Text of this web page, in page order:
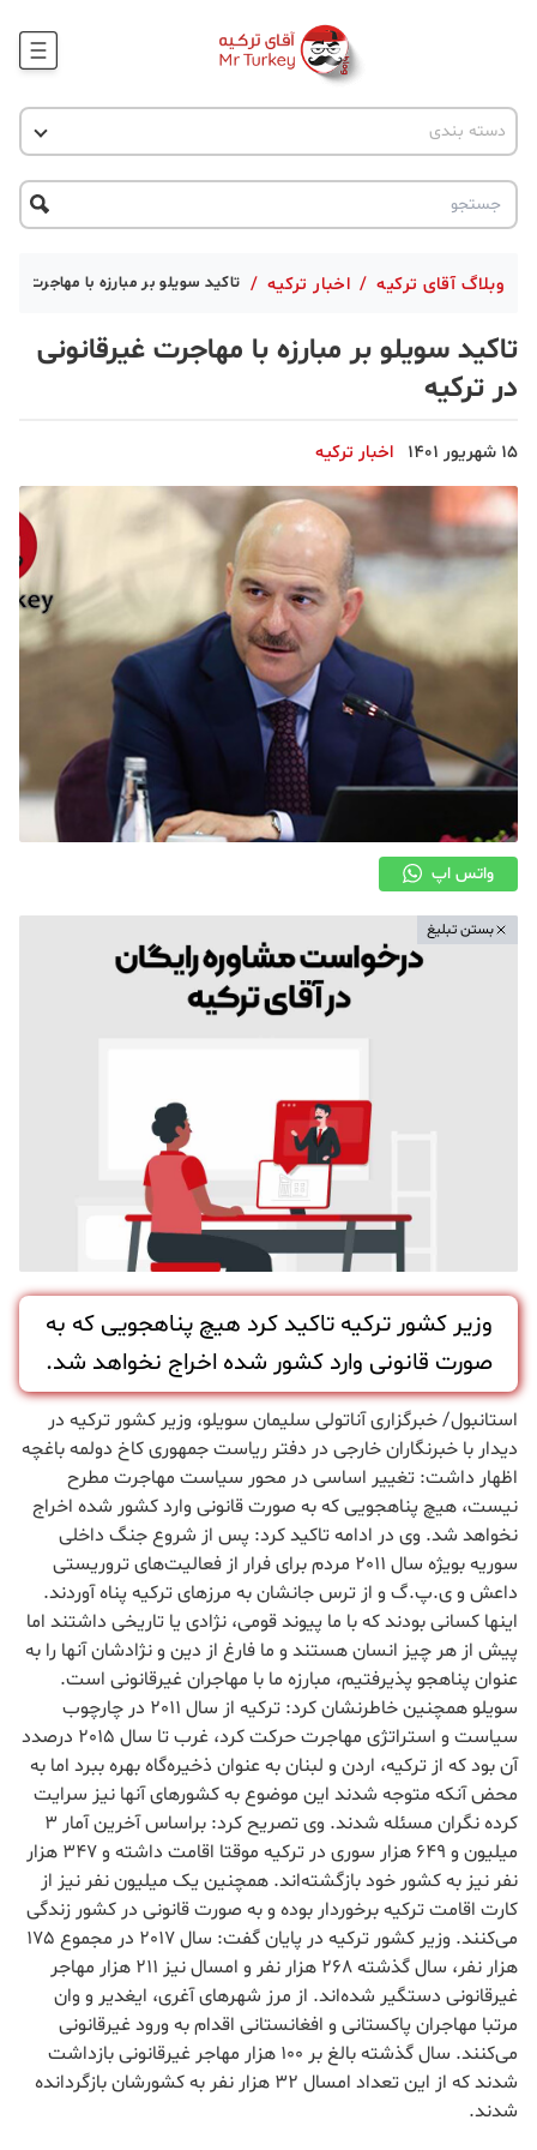
وبلاگ
جاذبه گردشگری
دسته بندی
اخبار ترکیه
پروژه ها
تحصیل در ترکیه
ترکیه گردی
حقوقی
قبرس
وبلاگ آقای ترکیه / اخبار ترکیه / تاکید سویلو بر مبارزه با مهاجرت
تاکید سویلو بر مبارزه با مهاجرت غیرقانونی
در ترکیه
15 شهریور 1401 اخبار ترکیه
واتس اپ
بستن تبلیغ
وزیر کشور ترکیه تاکید کرد هیچ پناهجویی که به
صورت قانونی وارد کشور شده اخراج نخواهد شد.
استانبول/ خبرگزاری آناتولی سلیمان سویلو، وزیر کشور ترکیه در
دیدار با خبرنگاران خارجی در دفتر ریاست جمهوری کاخ دولمه باغچه
اظهار داشت: تغییر اساسی در محور سیاست مهاجرت مطرح
نیست، هیچ پناهجویی که به صورت قانونی وارد کشور شده اخراج
نخواهد شد. وی در ادامه تاکید کرد: پس از شروع جنگ داخلی
سوریه بویژه سال 2011 مردم برای فرار از فعالیت‌های تروریستی
داعش و ی.پ.گ و از ترس جانشان به مرزهای ترکیه پناه آوردند.
اینها کسانی بودند که با ما پیوند قومی، نژادی یا تاریخی داشتند اما
پیش از هر چیز انسان هستند و ما فارغ از دین و نژادشان آنها را به
عنوان پناهجو پذیرفتیم، مبارزه ما با مهاجران غیرقانونی است.
سویلو همچنین خاطرنشان کرد:‌ ترکیه از سال 2011 در چارچوب
سیاست و استراتژی مهاجرت حرکت کرد، غرب تا سال 2015 درصدد
آن بود که از ترکیه، اردن و لبنان به عنوان ذخیره‌گاه بهره ببرد اما به
محض آنکه متوجه شدند این موضوع به کشورهای آنها نیز سرایت
کرده نگران مسئله شدند. وی تصریح کرد: براساس آخرین آمار 3
میلیون و 649 هزار سوری در ترکیه موقتا اقامت داشته و 347 هزار
نفر نیز به کشور خود بازگشته‌اند. همچنین یک میلیون نفر نیز از
کارت اقامت ترکیه برخوردار بوده و به صورت قانونی در کشور زندگی
می‌کنند. وزیر کشور ترکیه در پایان گفت: سال 2017 در مجموع 175
هزار نفر، سال گذشته 268 هزار نفر و امسال نیز 211 هزار مهاجر
غیرقانونی دستگیر شده‌اند. از مرز شهرهای آغری، ایغدیر و وان
مرتبا مهاجران پاکستانی و افغانستانی اقدام به ورود غیرقانونی
می‌کنند. سال گذشته بالغ بر 100 هزار مهاجر غیرقانونی بازداشت
شدند که از این تعداد امسال 32 هزار نفر به کشورشان بازگردانده
شدند.